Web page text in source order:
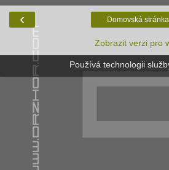
‹ Domovská stránka
Zobrazit verzi pro
Používá technologii